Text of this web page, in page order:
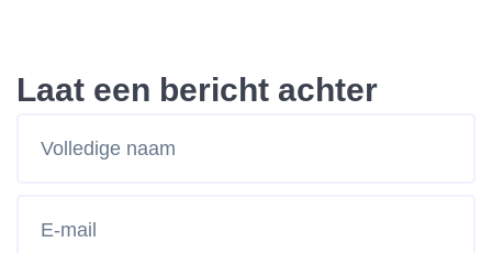
Laat een bericht achter